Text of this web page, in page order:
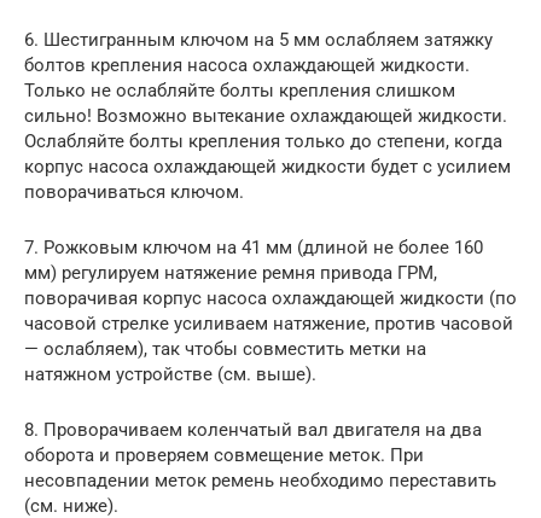
6. Шестигранным ключом на 5 мм ослабляем затяжку
болтов крепления насоса охлаждающей жидкости.
Только не ослабляйте болты крепления слишком
сильно! Возможно вытекание охлаждающей жидкости.
Ослабляйте болты крепления только до степени, когда
корпус насоса охлаждающей жидкости будет с усилием
поворачиваться ключом.
7. Рожковым ключом на 41 мм (длиной не более 160
мм) регулируем натяжение ремня привода ГРМ,
поворачивая корпус насоса охлаждающей жидкости (по
часовой стрелке усиливаем натяжение, против часовой
— ослабляем), так чтобы совместить метки на
натяжном устройстве (см. выше).
8. Проворачиваем коленчатый вал двигателя на два
оборота и проверяем совмещение меток. При
несовпадении меток ремень необходимо переставить
(см. ниже).